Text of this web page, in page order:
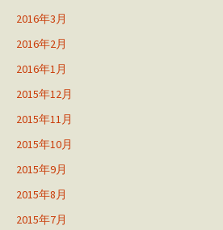
2016年3月
2016年2月
2016年1月
2015年12月
2015年11月
2015年10月
2015年9月
2015年8月
2015年7月